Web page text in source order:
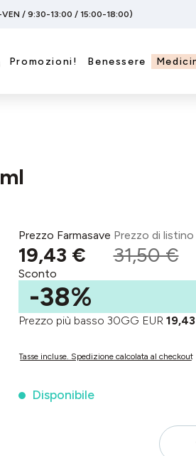
VEN / 9:30-13:00 / 15:00-18:00)
Promozioni! Benessere
Prezzo Farmasave
19,43 €
Prezzo di listino
31,50 €
Sconto
-38%
Prezzo più basso 30GG EUR
Tasse incluse. Spedizione calcolata al checkout
Disponibile